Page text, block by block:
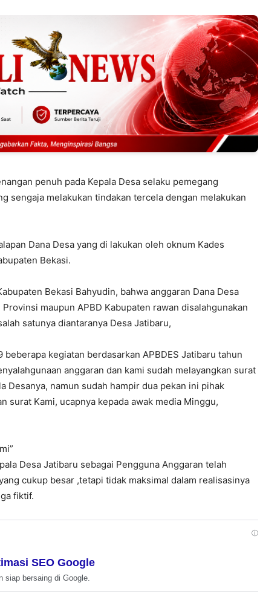
penuh pada Kepala Desa selaku pemegang
sengaja melakukan tindakan tercela dengan melakukan
Dana Desa yang di lakukan oleh oknum Kades
Bekasi.
Bekasi Bahyudin, bahwa anggaran Dana Desa
maupun APBD Kabupaten rawan disalahgunakan
satunya diantaranya Desa Jatibaru,
beberapa kegiatan berdasarkan APBDES Jatibaru tahun
anggaran dan kami sudah melayangkan surat
Desanya, namun sudah hampir dua pekan ini pihak
surat Kami, ucapnya kepada awak media Minggu,
Desa Jatibaru sebagai Pengguna Anggaran telah
cukup besar ,tetapi tidak maksimal dalam realisasinya
fiktif.
ⓘ
SEO Google
siap bersaing di Google.